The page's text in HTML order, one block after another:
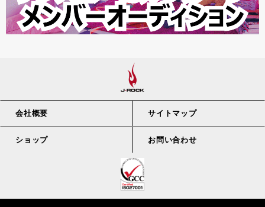
会社概要 サイトマップ
ショップ お問い合わせ